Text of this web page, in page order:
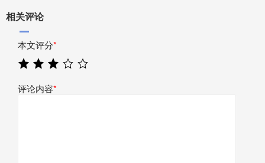
相关评论
本文评分*
评论内容*